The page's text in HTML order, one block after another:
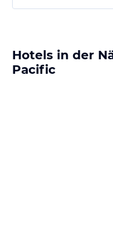
Hotels in der
Pacific